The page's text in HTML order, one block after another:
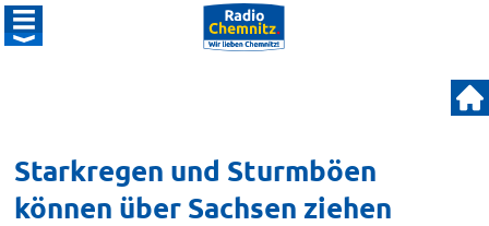
Starkregen und Sturmböen
können über Sachsen ziehen